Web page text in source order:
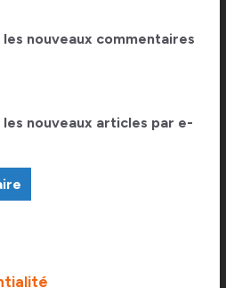
nouveaux commentaires
nouveaux articles par e-